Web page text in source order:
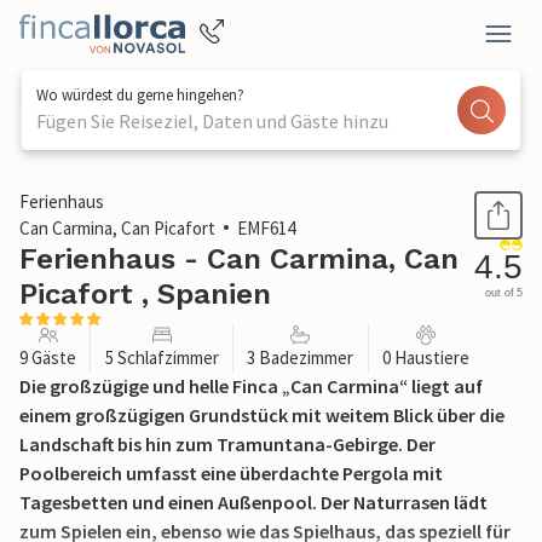
Wo würdest du gerne hingehen?
Fügen Sie Reiseziel, Daten und Gäste hinzu
1 / 48
Ferienhaus
Can Carmina, Can Picafort
EMF614
Ferienhaus - Can Carmina, Can
Picafort , Spanien
4.5
out of 5
9 Gäste 5 Schlafzimmer 3 Badezimmer 0 Haustiere
Die großzügige und helle Finca „Can Carmina“ liegt auf
einem großzügigen Grundstück mit weitem Blick über die
Landschaft bis hin zum Tramuntana-Gebirge. Der
Poolbereich umfasst eine überdachte Pergola mit
Tagesbetten und einen Außenpool. Der Naturrasen lädt
zum Spielen ein, ebenso wie das Spielhaus, das speziell für